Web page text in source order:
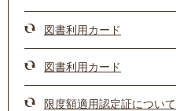
図書利用カード
図書利用カード
限度額適用認定証について